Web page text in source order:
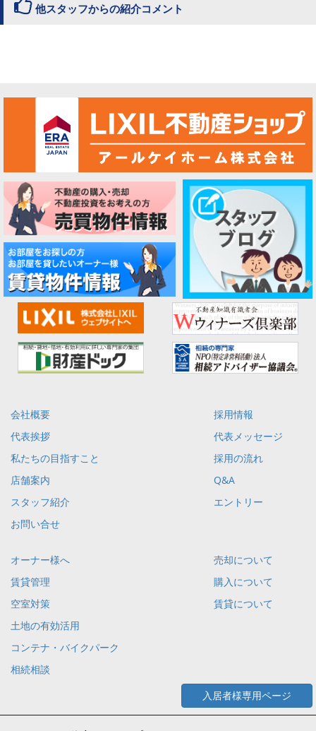
他スタッフからの紹介コメント
会社概要
代表挨拶
私たちの目指すこと
店舗案内
スタッフ紹介
お問い合せ
採用情報
代表メッセージ
採用の流れ
Q&A
エントリー
オーナー様へ
賃貸管理
空室対策
土地の有効活用
コンテナ・バイクパーク
相続相談
売却について
購入について
賃貸について
入居者様専用ページ